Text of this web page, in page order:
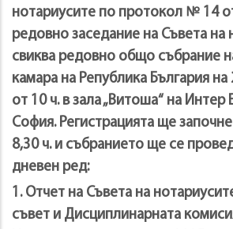
нотариусите по протокол № 14
редовно заседание на Съвета на
свиква редовно общо събрание
камара на Република България на
от 10 ч. в зала „Витоша“ на Интер
София. Регистрацията ще започне
8,30 ч. и събранието ще се
дневен ред:
1. Отчет на Съвета на
съвет и Дисциплинарната